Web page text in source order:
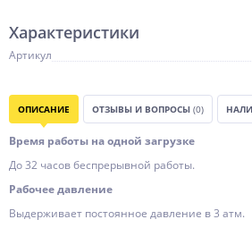
Характеристики
Артикул
ОПИСАНИЕ ОТЗЫВЫ И ВОПРОСЫ (0)
Время работы на одной загрузке
До 32 часов беспрерывной работы.
Рабочее давление
Выдерживает постоянное давление в 3 атм.